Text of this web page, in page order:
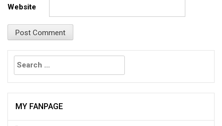
Website
Search
for:
MY FANPAGE